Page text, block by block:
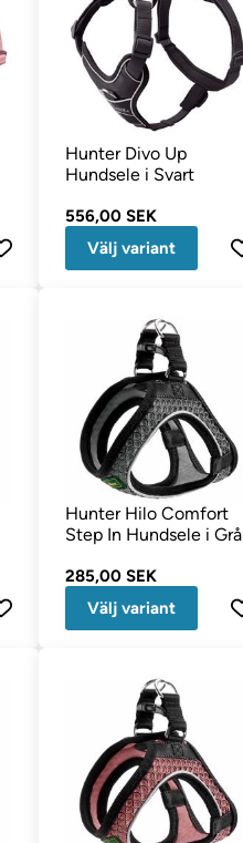
Hunter Divo Up
Hundsele i Svart
556,00 SEK
Välj variant
Hunter Hilo Comfort
Step In Hundsele i Grå
285,00 SEK
Välj variant